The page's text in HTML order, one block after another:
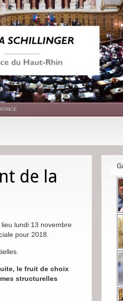
de la
lundi 13 novembre
pour 2018.
le fruit de choix
structurelles